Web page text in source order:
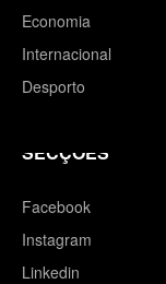
Economia
Internacional
Desporto
SECÇÕES
Facebook
Instagram
Linkedin